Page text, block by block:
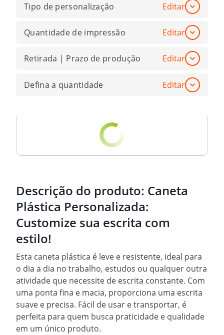
Tipo de personalização Editar
Quantidade de impressão Editar
Retirada | Prazo de produção Editar
Defina a quantidade Editar
Descrição do produto: Caneta
Plástica Personalizada:
Customize sua escrita com
estilo!
Esta caneta plástica é leve e resistente, ideal para
o dia a dia no trabalho, estudos ou qualquer outra
atividade que necessite de escrita constante. Com
uma ponta fina e macia, proporciona uma escrita
suave e precisa. Fácil de usar e transportar, é
perfeita para quem busca praticidade e qualidade
em um único produto.